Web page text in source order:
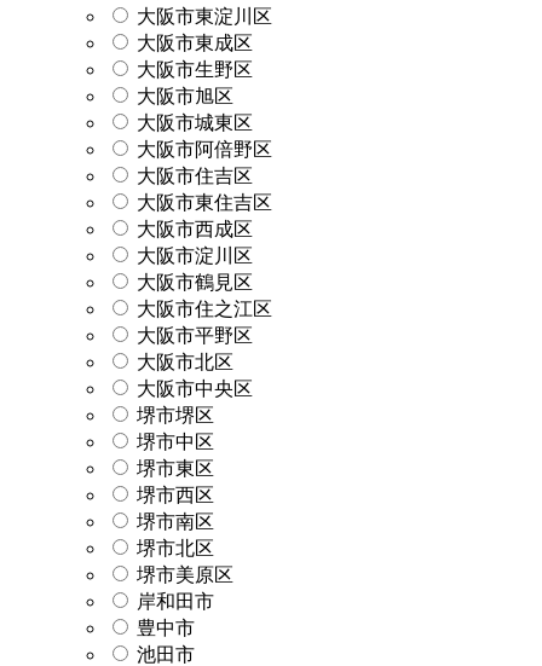
大阪市東淀川区
大阪市東成区
大阪市生野区
大阪市旭区
大阪市城東区
大阪市阿倍野区
大阪市住吉区
大阪市東住吉区
大阪市西成区
大阪市淀川区
大阪市鶴見区
大阪市住之江区
大阪市平野区
大阪市北区
大阪市中央区
堺市堺区
堺市中区
堺市東区
堺市西区
堺市南区
堺市北区
堺市美原区
岸和田市
豊中市
池田市